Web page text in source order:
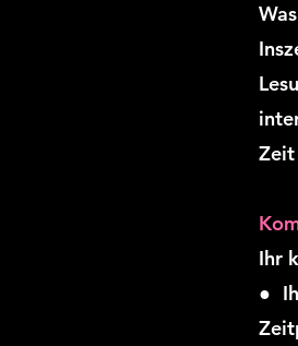
Zeit
Ihr
●